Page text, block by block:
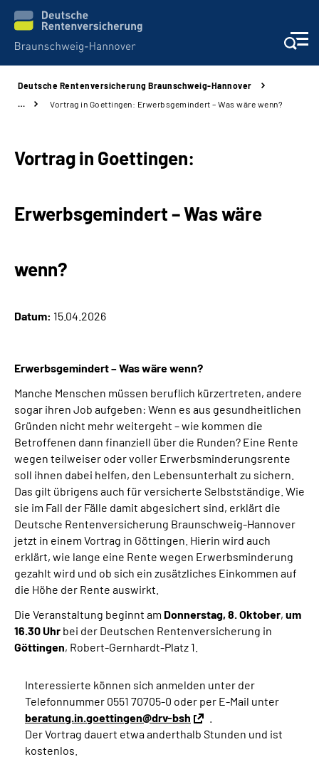
Unsere Kliniken
Karriere
Inhalte in Gebärdensprache (DGS)
Leichte Sprache
Suche
Mein Kundenportal
Deutsche Rentenversicherung Braunschweig-Hannover
…
Vortrag in Goettingen: Erwerbsgemindert – Was wäre wenn?
Vortrag in Goettingen:
Erwerbsgemindert – Was wäre
wenn?
Datum: 15.04.2026
Erwerbsgemindert – Was wäre wenn?
Manche Menschen müssen beruflich kürzertreten, andere
sogar ihren Job aufgeben: Wenn es aus gesundheitlichen
Gründen nicht mehr weitergeht – wie kommen die
Betroffenen dann finanziell über die Runden? Eine Rente
wegen teilweiser oder voller Erwerbsminderungsrente
soll ihnen dabei helfen, den Lebensunterhalt zu sichern.
Das gilt übrigens auch für versicherte Selbstständige. Wie
sie im Fall der Fälle damit abgesichert sind, erklärt die
Deutsche Rentenversicherung Braunschweig-Hannover
jetzt in einem Vortrag in Göttingen. Hierin wird auch
erklärt, wie lange eine Rente wegen Erwerbsminderung
gezahlt wird und ob sich ein zusätzliches Einkommen auf
die Höhe der Rente auswirkt.
Die Veranstaltung beginnt am Donnerstag, 8. Oktober, um
16.30 Uhr bei der Deutschen Rentenversicherung in
Göttingen, Robert-Gernhardt-Platz 1
Interessierte können sich anmelden unter der
Telefonnummer 0551 70705-0 oder per E-Mail unter
beratung.in.goettingen@drv-bsh
Der Vortrag dauert etwa anderthalb Stunden und ist
kostenlos.